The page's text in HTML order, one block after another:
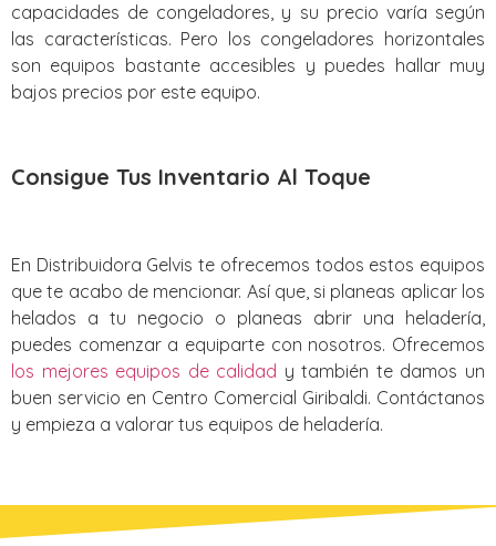
capacidades de congeladores, y su precio varía según
las características. Pero los congeladores horizontales
son equipos bastante accesibles y puedes hallar muy
bajos precios por este equipo.
Consigue Tus Inventario Al Toque
En Distribuidora Gelvis te ofrecemos todos estos equipos
que te acabo de mencionar. Así que, si planeas aplicar los
helados a tu negocio o planeas abrir una heladería,
puedes comenzar a equiparte con nosotros. Ofrecemos
los mejores equipos de calidad y también te damos un
buen servicio en Centro Comercial Giribaldi. Contáctanos
y empieza a valorar tus equipos de heladería.